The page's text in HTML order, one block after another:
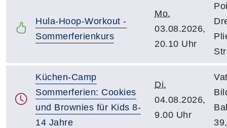
Hula-Hoop-Workout -
Sommerferienkurs
Mo.
03.08.2026,
20.10 Uhr
Küchen-Camp
Sommerferien: Cookies
und Brownies für Kids 8-
14 Jahre
Di.
04.08.2026,
9.00 Uhr